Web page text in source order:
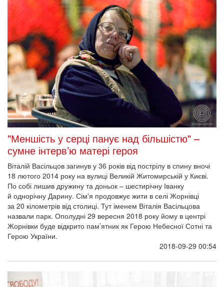
"Меншість у серці панує над більшістю" –
сумне інтерв’ю матері героя
Віталій Васільцов загинув у 36 років від пострілу в спину вночі
18 лютого 2014 року на вулиці Великій Житомирській у Києві.
По собі лишив дружину та доньок – шестирічну Іванку
й однорічну Дарину. Сім'я продовжує жити в селі Жорнівці
за 20 кілометрів від столиці. Тут іменем Віталія Васільцова
назвали парк. Ополудні 29 вересня 2018 року йому в центрі
Жорнівки буде відкрито пам’ятник як Герою Небесної Сотні та
Герою України.
2018-09-29 00:54